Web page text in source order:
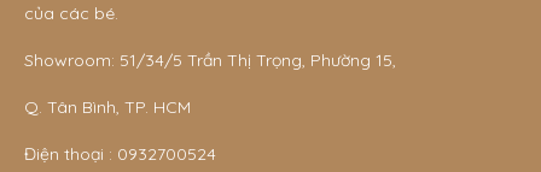
của các bé.
Showroom: 51/34/5 Trần Thị Trọng, Phường 15,
Q. Tân Bình, TP. HCM
Điện thoại : 0932700524